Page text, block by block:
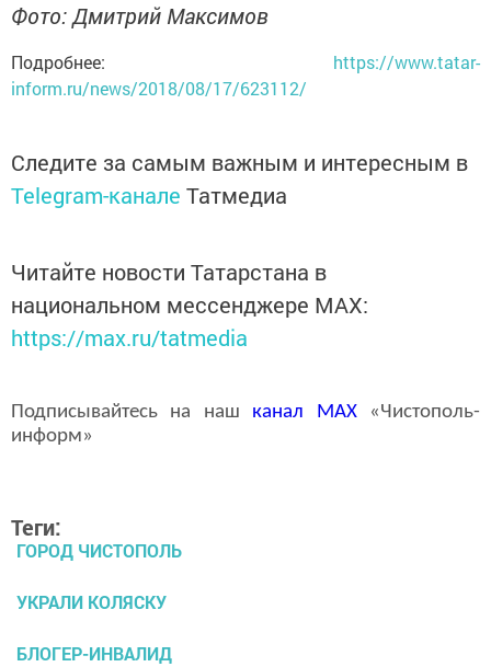
Фото: Дмитрий Максимов
Подробнее: https://www.tatar-
inform.ru/news/2018/08/17/623112/
Следите за самым важным и интересным в
Telegram-канале Татмедиа
Читайте новости Татарстана в
национальном мессенджере MАХ:
https://max.ru/tatmedia
Подписывайтесь на наш канал MAX«Чистополь-
информ»
Теги:
ГОРОД ЧИСТОПОЛЬ
УКРАЛИ КОЛЯСКУ
БЛОГЕР-ИНВАЛИД